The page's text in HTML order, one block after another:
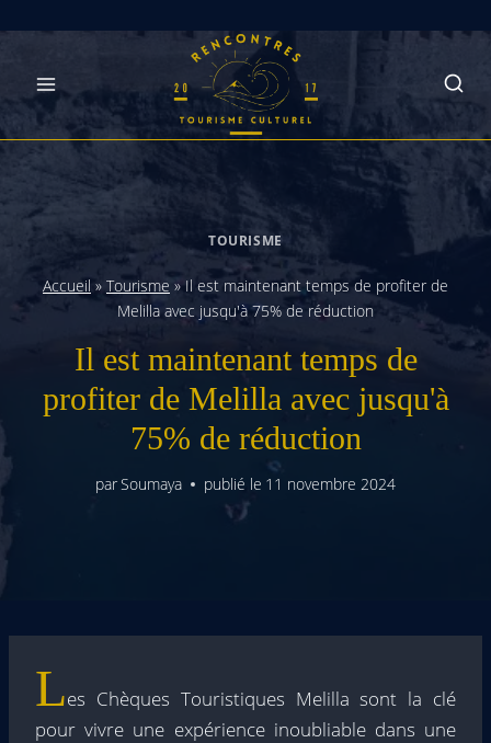
content
TOURISME
Accueil » Tourisme »Il est maintenant temps de profiter de
Melilla avec jusqu'à 75% de réduction
Il est maintenant temps de
profiter de Melilla avec jusqu'à
75% de réduction
parSoumaya publié le 11 novembre 2024
Les Chèques Touristiques Melilla sont la clé
pour vivre une expérience inoubliable dans une